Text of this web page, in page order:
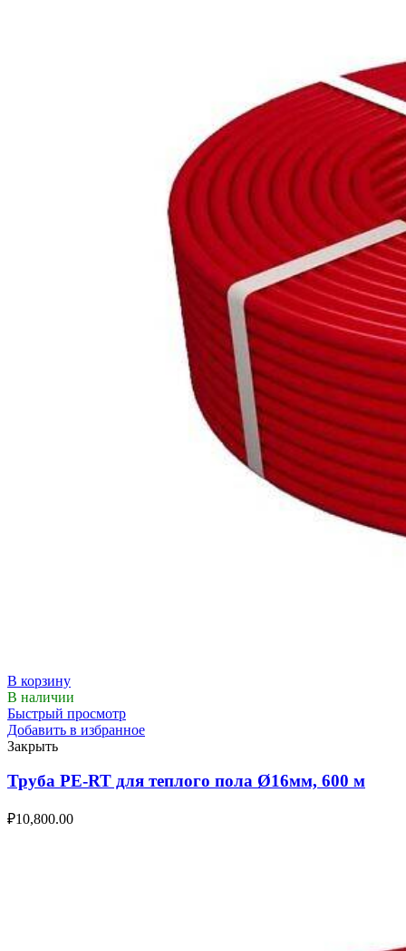
В корзину
В наличии
Быстрый просмотр
Добавить в избранное
Закрыть
Труба PE-RT для теплого пола Ø16мм, 600 м
₽10,800.00